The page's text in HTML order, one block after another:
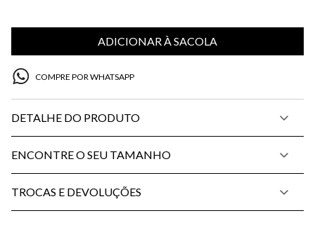
ADICIONAR À SACOLA
COMPRE POR WHATSAPP
DETALHE DO PRODUTO
ENCONTRE O SEU TAMANHO
TROCAS E DEVOLUÇÕES